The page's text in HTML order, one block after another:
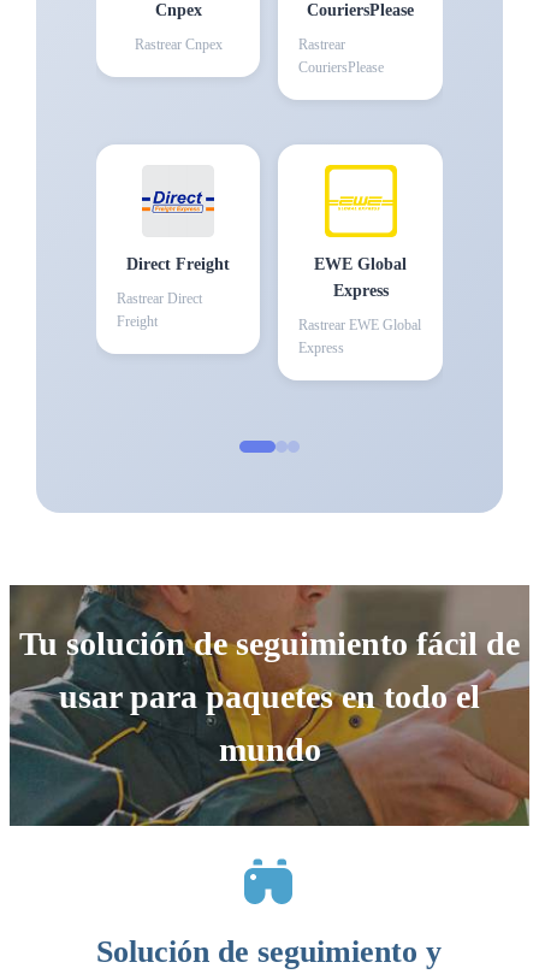
Cnpex
Rastrear Cnpex
CouriersPlease
Rastrear
CouriersPlease
Direct Freight
Rastrear Direct
Freight
EWE Global
Express
Rastrear EWE Global
Express
Tu solución de seguimiento fácil de
usar para paquetes en todo el
mundo
Solución de seguimiento y